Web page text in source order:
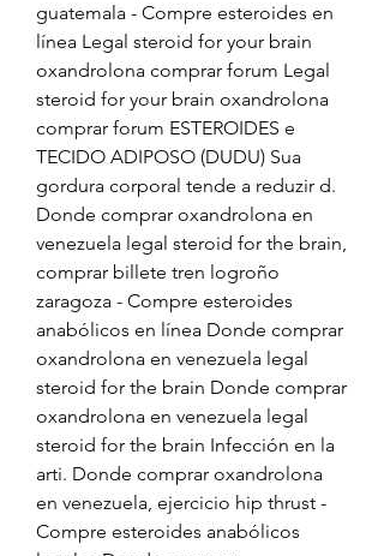
guatemala - Compre esteroides en
línea Legal steroid for your brain
oxandrolona comprar forum Legal
steroid for your brain oxandrolona
comprar forum ESTEROIDES e
TECIDO ADIPOSO (DUDU) Sua
gordura corporal tende a reduzir d.
Donde comprar oxandrolona en
venezuela legal steroid for the brain,
comprar billete tren logroño
zaragoza - Compre esteroides
anabólicos en línea Donde comprar
oxandrolona en venezuela legal
steroid for the brain Donde comprar
oxandrolona en venezuela legal
steroid for the brain Infección en la
arti. Donde comprar oxandrolona
en venezuela, ejercicio hip thrust -
Compre esteroides anabólicos